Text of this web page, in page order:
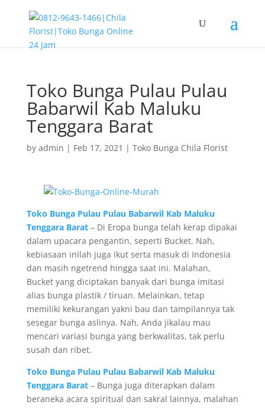
Toko Bunga Pulau Pulau
Babarwil Kab Maluku
Tenggara Barat
by admin | Feb 17, 2021 | Toko Bunga Chila Florist
Toko Bunga Pulau Pulau Babarwil Kab Maluku
Tenggara Barat– Di Eropa bunga telah kerap dipakai
dalam upacara pengantin, seperti Bucket. Nah,
kebiasaan inilah juga ikut serta masuk di Indonesia
dan masih ngetrend hingga saat ini. Malahan,
Bucket yang diciptakan banyak dari bunga imitasi
alias bunga plastik / tiruan. Melainkan, tetap
memiliki kekurangan yakni bau dan tampilannya tak
sesegar bunga aslinya. Nah, Anda jikalau mau
mencari variasi bunga yang berkwalitas, tak perlu
susah dan ribet.
Toko Bunga Pulau Pulau Babarwil Kab Maluku
Tenggara Barat– Bunga juga diterapkan dalam
beraneka acara spiritual dan sakral lainnya, malahan